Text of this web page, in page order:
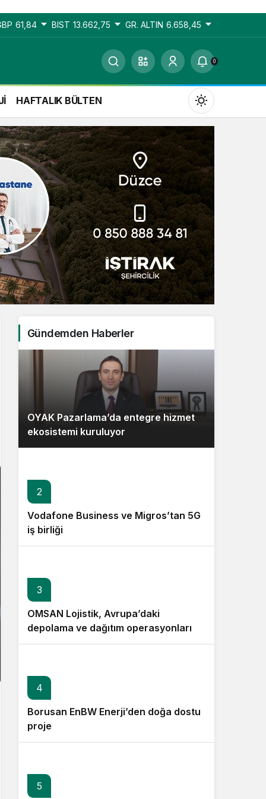
61,84 BIST 13.662,75 GR. ALTIN 6.658,45
0
HAFTALIK BÜLTEN
Gündüz Modu
Gündüz modunu seçin.
Gece Modu
Gece modunu seçin.
Sistem Modu
Sistem modunu seçin.
Gündemden Haberler
OYAK Pazarlama’da entegre hizmet
ekosistemi kuruluyor
2
Vodafone Business ve Migros’tan 5G
iş birliği
3
OMSAN Lojistik, Avrupa’daki
depolama ve dağıtım operasyonlarına
başladı
4
Borusan EnBW Enerji’den doğa dostu
proje
5